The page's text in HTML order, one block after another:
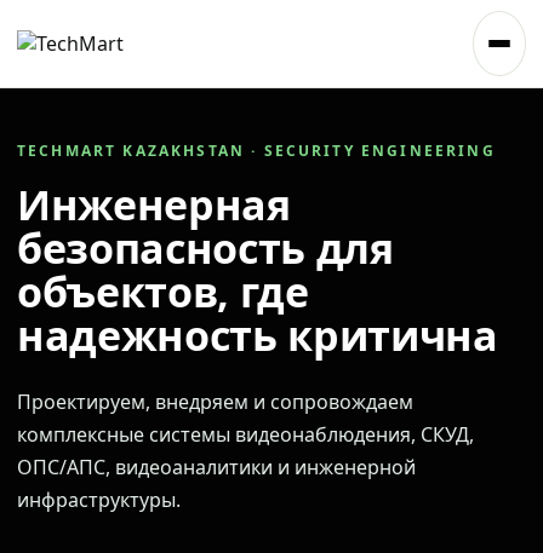
TECHMART KAZAKHSTAN · SECURITY ENGINEERING
Инженерная
безопасность для
объектов, где
надежность критична
Проектируем, внедряем и сопровождаем
комплексные системы видеонаблюдения, СКУД,
ОПС/АПС, видеоаналитики и инженерной
инфраструктуры.